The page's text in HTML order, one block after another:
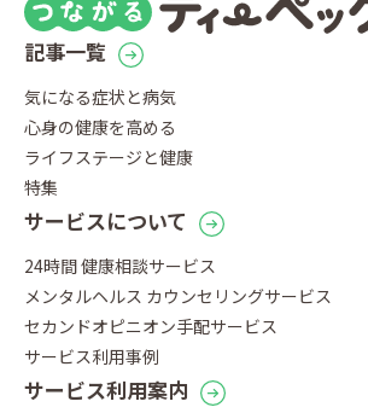
記事一覧
気になる症状と病気
心身の健康を高める
ライフステージと健康
特集
サービスについて
24時間 健康相談サービス
メンタルヘルス カウンセリングサービス
セカンドオピニオン手配サービス
サービス利用事例
サービス利用案内